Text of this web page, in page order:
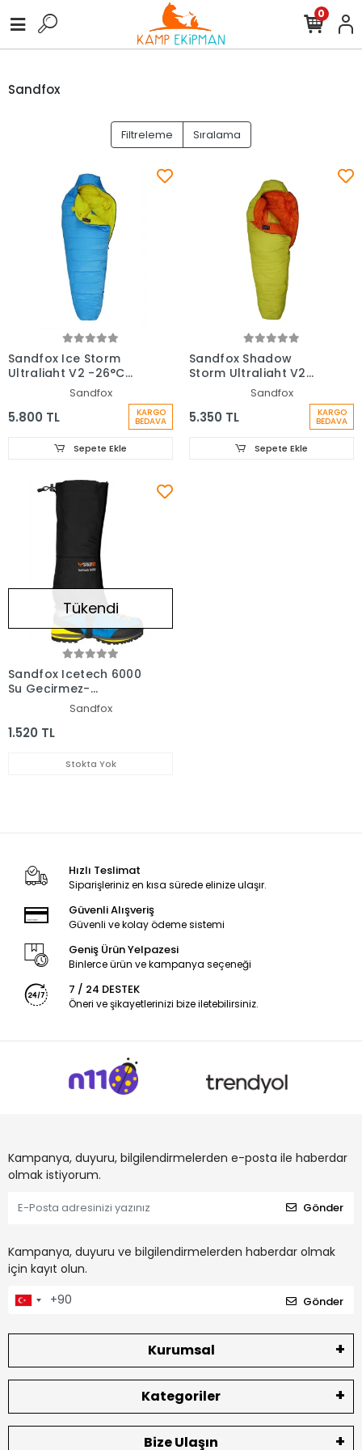
0
Sandfox
Filtreleme Sıralama
Sandfox Ice Storm
Ultralight V2 -26°C
Uyku TulumuSandfox
5.800 TL KARGO
BEDAVA
Sepete Ekle
Sandfox Shadow
Storm Ultralight V2
-22C Uyku Tulumu
Sandfox
5.350 TL KARGO
BEDAVA
Sepete Ekle
Tükendi
Sandfox Icetech 6000
Su Geçirmez-
Soluyabilir Teknik
Sandfox
1.520 TL
Stokta Yok
Hızlı Teslimat
Siparişleriniz en kısa sürede elinize ulaşır.
Güvenli Alışveriş
Güvenli ve kolay ödeme sistemi
Geniş Ürün Yelpazesi
Binlerce ürün ve kampanya seçeneği
7 / 24 DESTEK
Öneri ve şikayetlerinizi bize iletebilirsiniz.
Kampanya, duyuru, bilgilendirmelerden e-posta ile haberdar
olmak istiyorum.
Gönder
Kampanya, duyuru ve bilgilendirmelerden haberdar olmak
için kayıt olun.
Gönder
Kurumsal
Kategoriler
Bize Ulaşın